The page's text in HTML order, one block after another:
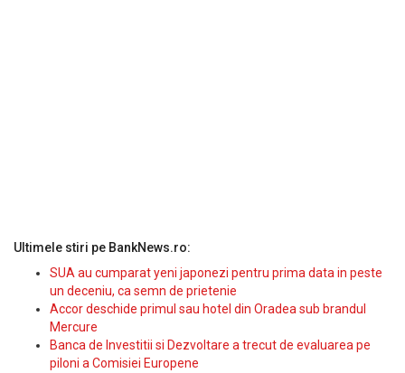
Ultimele stiri pe BankNews.ro:
SUA au cumparat yeni japonezi pentru prima data in peste
un deceniu, ca semn de prietenie
Accor deschide primul sau hotel din Oradea sub brandul
Mercure
Banca de Investitii si Dezvoltare a trecut de evaluarea pe
piloni a Comisiei Europene